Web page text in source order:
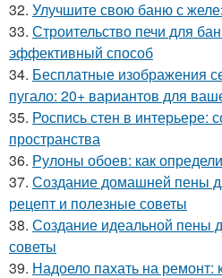
32. Улучшите свою баню с
33. Строительство печи для
эффективный способ
34. Бесплатные изображения
пугало: 20+ вариантов для
35. Роспись стен в интерьере:
пространства
36. Рулоны обоев: как
37. Создание домашней пены
рецепт и полезные советы
38. Создание идеальной пены
советы
39. Надоело пахать на ремонт: